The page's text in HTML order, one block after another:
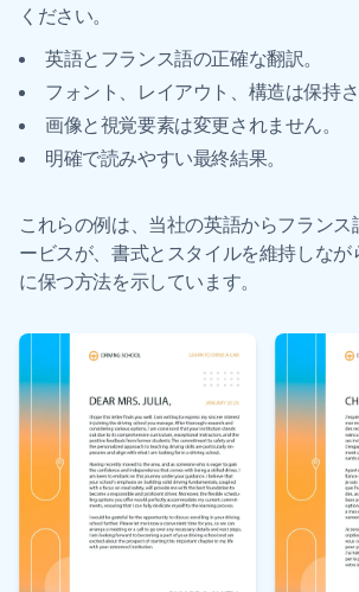
ください。
英語とフランス語の正確な翻訳。
フォント、レイアウト、構造は保持さ
画像と視覚要素は変更されません。
明確で読みやすい最終結果。
これらの例は、当社の英語からフラン
ービスが、書式とスタイルを維持しなが
に保つ方法を示しています。